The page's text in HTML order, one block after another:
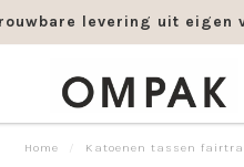
levering uit eigen
Home Katoenen tassen